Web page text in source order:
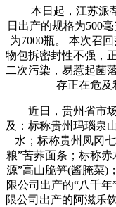
本日起，江苏派蒂
日出产的规格为500
为7000瓶。 本次召
物包拆密封性不强，
二次污染，易惹起菌
存正在危及
近日，贵州省市场
及：标称贵州玛瑙泉
水；标称贵州凤冈
粮”苦荞面条；标称
源”高山脆笋(酱腌菜)
限公司出产的“八千
限公司出产的阿滋乐